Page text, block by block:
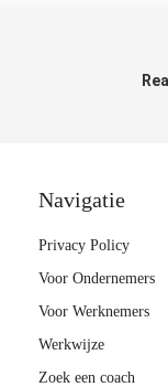
Navigatie
Privacy Policy
Voor Ondernemers
Voor Werknemers
Werkwijze
Zoek een coach